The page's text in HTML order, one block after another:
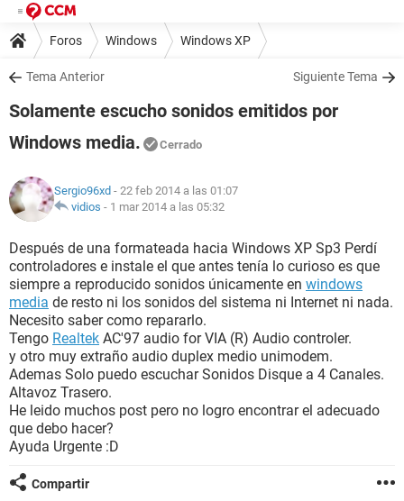
Foros Windows Windows XP
Tema Anterior Siguiente Tema
Solamente escucho sonidos emitidos por
Windows media.
Cerrado
Sergio96xd - 22 feb 2014 a las 01:07
vidios - 1 mar 2014 a las 05:32
Después de una formateada hacia Windows XP Sp3 Perdí
controladores e instale el que antes tenía lo curioso es que
siempre a reproducido sonidos únicamente en windows
media de resto ni los sonidos del sistema ni Internet ni nada.
Necesito saber como repararlo.
Tengo Realtek AC'97 audio for VIA (R) Audio controler.
y otro muy extraño audio duplex medio unimodem.
Ademas Solo puedo escuchar Sonidos Disque a 4 Canales.
Altavoz Trasero.
He leido muchos post pero no logro encontrar el adecuado
que debo hacer?
Ayuda Urgente :D
Compartir